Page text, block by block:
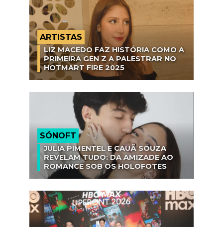
ARTISTAS
LIZ MACEDO FAZ HISTÓRIA COMO A
PRIMEIRA GEN Z A PALESTRAR NO
HOTMART FIRE 2025
SÓNOFT
JULIA PIMENTEL E CAUÃ SOUZA
REVELAM TUDO: DA AMIZADE AO
ROMANCE SOB OS HOLOFOTES